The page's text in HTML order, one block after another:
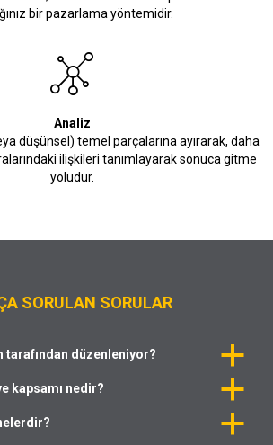
bir pazarlama yöntemidir.
Analiz
düşünsel) temel parçalarına ayırarak, daha
ilişkileri tanımlayarak sonuca gitme
yoludur.
SORULAN SORULAR
a
tarafından düzenleniyor?
a
kapsamı nedir?
a